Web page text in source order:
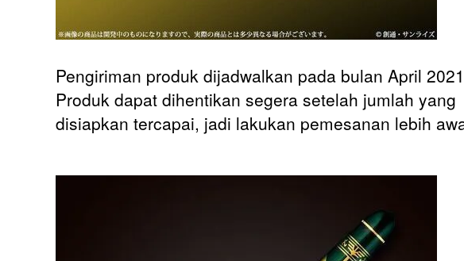
Pengiriman produk dijadwalkan pada bulan April
Produk dapat dihentikan segera setelah jumlah yang
disiapkan tercapai, jadi lakukan pemesanan lebih